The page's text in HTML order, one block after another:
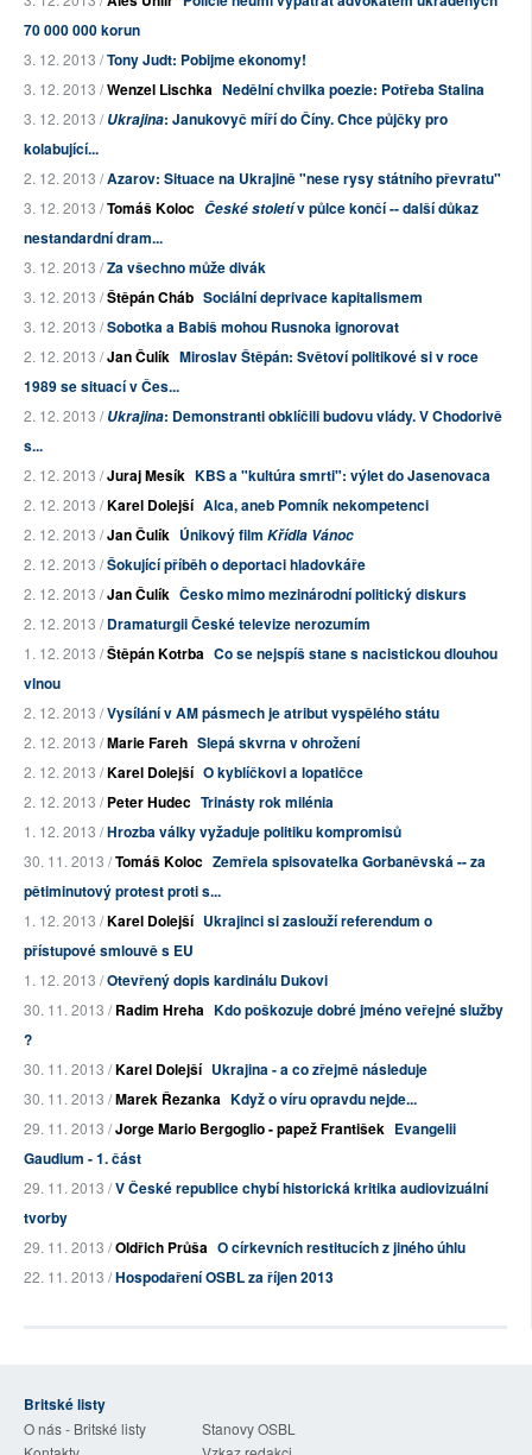
70 000 000 korun
3. 12. 2013 /Tony Judt: Pobijme ekonomy!
3. 12. 2013 /Wenzel Lischka Nedělní chvilka poezie: Potřeba Stalina
3. 12. 2013 /Ukrajina: Janukovyč míří do Číny. Chce půjčky pro
kolabující...
2. 12. 2013 /Azarov: Situace na Ukrajině "nese rysy státního převratu"
3. 12. 2013 /Tomáš Koloc České stoletív půlce končí -- další důkaz
nestandardní dram...
3. 12. 2013 /Za všechno může divák
3. 12. 2013 /Štěpán Cháb Sociální deprivace kapitalismem
3. 12. 2013 /Sobotka a Babiš mohou Rusnoka ignorovat
2. 12. 2013 /Jan Čulík Miroslav Štěpán: Světoví politikové si v roce
1989 se situací v Čes...
2. 12. 2013 /Ukrajina: Demonstranti obklíčili budovu vlády. V Chodorivě
s...
2. 12. 2013 /Juraj Mesík KBS a "kultúra smrti": výlet do Jasenovaca
2. 12. 2013 /Karel Dolejší Alca, aneb Pomník nekompetenci
2. 12. 2013 /Jan Čulík Únikový film Křídla Vánoc
2. 12. 2013 /Šokující příběh o deportaci hladovkáře
2. 12. 2013 /Jan Čulík Česko mimo mezinárodní politický diskurs
2. 12. 2013 /Dramaturgii České televize nerozumím
1. 12. 2013 /Štěpán Kotrba Co se nejspíš stane s nacistickou dlouhou
vlnou
2. 12. 2013 /Vysílání v AM pásmech je atribut vyspělého státu
2. 12. 2013 /Marie Fareh Slepá skvrna v ohrožení
2. 12. 2013 /Karel Dolejší O kyblíčkovi a lopatičce
2. 12. 2013 /Peter Hudec Trinásty rok milénia
1. 12. 2013 /Hrozba války vyžaduje politiku kompromisů
30. 11. 2013 /Tomáš Koloc Zemřela spisovatelka Gorbaněvská -- za
pětiminutový protest proti s...
1. 12. 2013 /Karel Dolejší Ukrajinci si zaslouží referendum o
přístupové smlouvě s EU
1. 12. 2013 /Otevřený dopis kardinálu Dukovi
30. 11. 2013 /Radim Hreha Kdo poškozuje dobré jméno veřejné služby
?
30. 11. 2013 /Karel Dolejší Ukrajina - a co zřejmě následuje
30. 11. 2013 /Marek Řezanka Když o víru opravdu nejde...
29. 11. 2013 /Jorge Mario Bergoglio - papež František Evangelii
Gaudium - 1. část
29. 11. 2013 /V České republice chybí historická kritika audiovizuální
tvorby
29. 11. 2013 /Oldřich Průša O církevních restitucích z jiného úhlu
22. 11. 2013 /Hospodaření OSBL za říjen 2013
Britské listy
O nás - Britské listy
Stanovy OSBL